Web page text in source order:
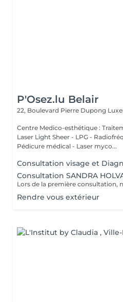
P'Osez.lu Belair
22, Boulevard Pierre Dupong
Centre Medico-esthétique :
Laser Light Sheer - LPG -
Pédicure médical - Laser myco...
Consultation visage et
Consultation SANDRA
Rendre vous extérieur